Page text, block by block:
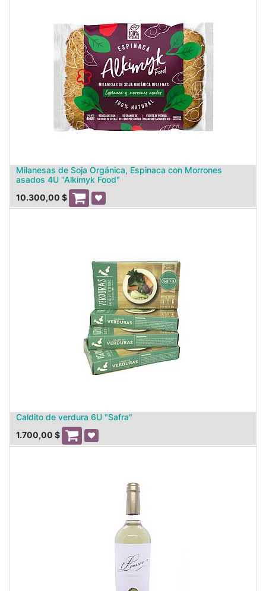
Milanesas de Soja Orgánica, Espinaca con Morrones
asados 4U "Alkimyk Food"
10.300,00 $
Caldito de verdura 6U "Safra"
1.700,00 $